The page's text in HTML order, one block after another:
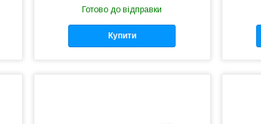
Готово до відправки
Купити